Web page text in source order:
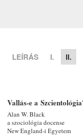
LEÍRÁS I. II.
Vallás-e a
Alan W. Black
a szociológia docense
New England-i Egyetem